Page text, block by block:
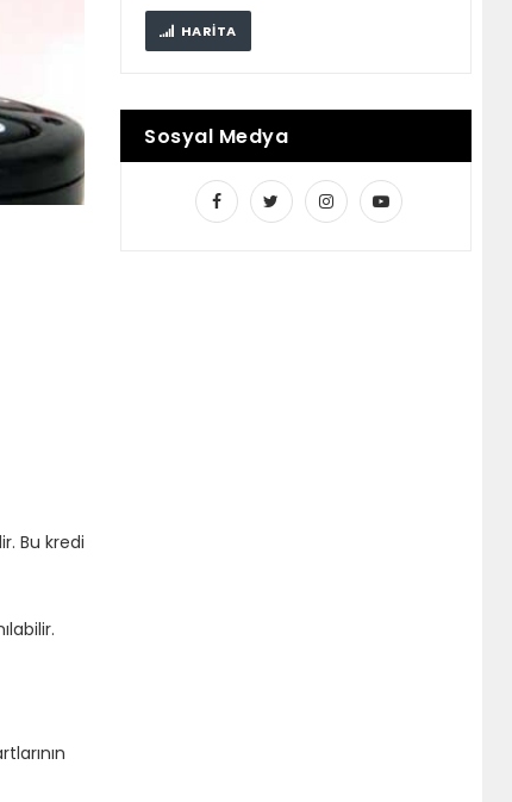
Bu kredi
HARITA
Sosyal Medya